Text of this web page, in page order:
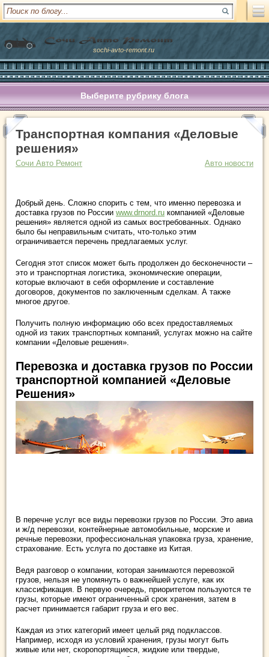
sochi-avto-remont.ru
Выберите рубрику блога
Транспортная компания «Деловые
решения»
Сочи Авто Ремонт Авто новости
Добрый день. Сложно спорить с тем, что именно перевозка и
доставка грузов по России www.drnord.ru компанией «Деловые
решения» является одной из самых востребованных. Однако
было бы неправильным считать, что-только этим
ограничивается перечень предлагаемых услуг.
Сегодня этот список может быть продолжен до бесконечности –
это и транспортная логистика, экономические операции,
которые включают в себя оформление и составление
договоров, документов по заключенным сделкам. А также
многое другое.
Получить полную информацию обо всех предоставляемых
одной из таких транспортных компаний, услугах можно на сайте
компании «Деловые решения».
Перевозка и доставка грузов по России
транспортной компанией «Деловые
Решения»
В перечне услуг все виды перевозки грузов по России. Это авиа
и ж/д перевозки, контейнерные автомобильные, морские и
речные перевозки, профессиональная упаковка груза, хранение,
страхование. Есть услуга по доставке из Китая.
Ведя разговор о компании, которая занимаются перевозкой
грузов, нельзя не упомянуть о важнейшей услуге, как их
классификация. В первую очередь, приоритетом пользуются те
грузы, которые имеют ограниченный срок хранения, затем в
расчет принимается габарит груза и его вес.
Каждая из этих категорий имеет целый ряд подклассов.
Например, исходя из условий хранения, грузы могут быть
живые или нет, скоропортящиеся, жидкие или твердые,